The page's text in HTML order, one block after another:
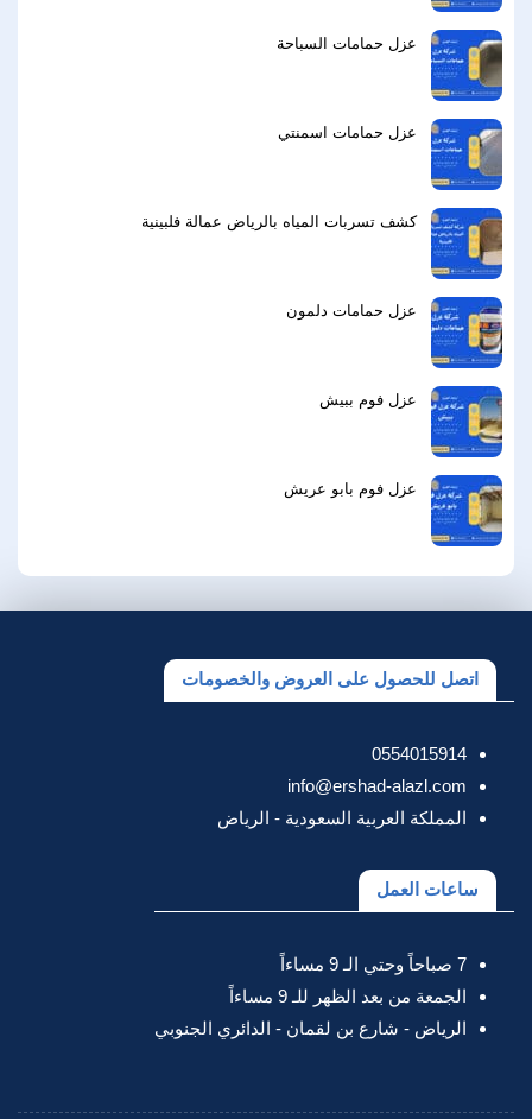
عزل حمامات السباحة
عزل حمامات اسمنتي
كشف تسربات المياه بالرياض عمالة فلبينية
عزل حمامات دلمون
عزل فوم ببيش
عزل فوم بابو عريش
اتصل للحصول على العروض والخصومات
0554015914
info@ershad-alazl.com
المملكة العربية السعودية - الرياض
ساعات العمل
7 صباحاً وحتي الـ 9 مساءاً
الجمعة من بعد الظهر للـ 9 مساءاً
الرياض - شارع بن لقمان - الدائري الجنوبي